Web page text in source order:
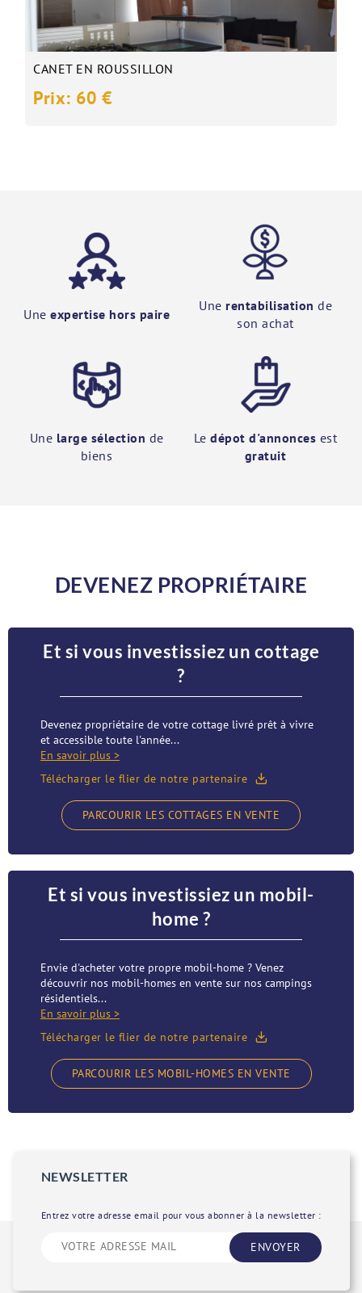
CANET EN ROUSSILLON
Prix: 60 €
Une expertise hors paire
Une rentabilisation de
son achat
Une large sélection de
biens
Ledépot d'annonces est
gratuit
DEVENEZ PROPRIÉTAIRE
Et si vous investissiez un cottage
?
Devenez propriétaire de votre cottage livré prêt à vivre
et accessible toute l'année...
En savoir plus >
Télécharger le flier de notre partenaire
PARCOURIR LES COTTAGES EN VENTE
Et si vous investissiez un mobil-
home ?
Envie d'acheter votre propre mobil-home ? Venez
découvrir nos mobil-homes en vente sur nos campings
résidentiels...
En savoir plus >
Télécharger le flier de notre partenaire
PARCOURIR LES MOBIL-HOMES EN VENTE
NEWSLETTER
Entrez votre adresse email pour vous abonner à la newsletter :
ENVOYER